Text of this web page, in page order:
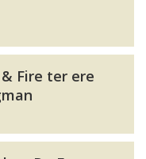
Fire ter ere